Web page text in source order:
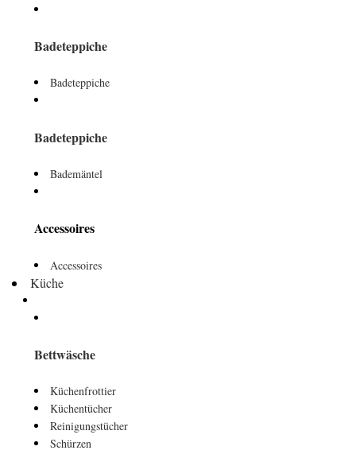
Badeteppiche
Badeteppiche
Badeteppiche
Bademäntel
Accessoires
Accessoires
Küche
Bettwäsche
Küchenfrottier
Küchentücher
Reinigungstücher
Schürzen